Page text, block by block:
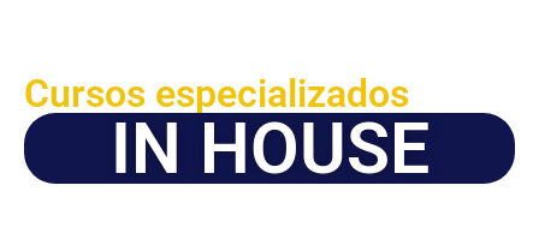
Cursos especializados
IN HOUSE